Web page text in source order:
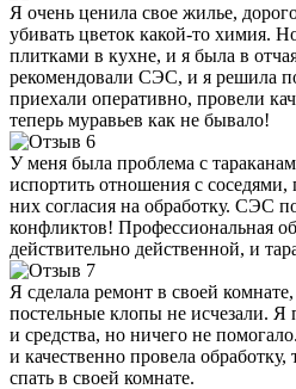
Я очень ценила свое жилье,
убивать цветок какой-то химия.
плитками в кухне, и я была в
рекомендовали СЭС, и я решила
приехали оперативно, провели
теперь муравьев как не бывало!
У меня была проблема с
испортить отношения с
них согласия на обработку. СЭС
конфликтов! Профессиональная
действительно действенной, и
Я сделала ремонт в своей
постельные клопы не исчезали. Я
и средства, но ничего не
и качественно провела
спать в своей комнате.